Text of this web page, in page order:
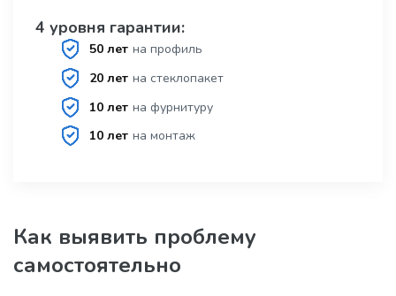
4 уровня гарантии:
50 лет на профиль
20 лет на стеклопакет
10 лет на фурнитуру
10 лет на монтаж
Как выявить проблему
самостоятельно